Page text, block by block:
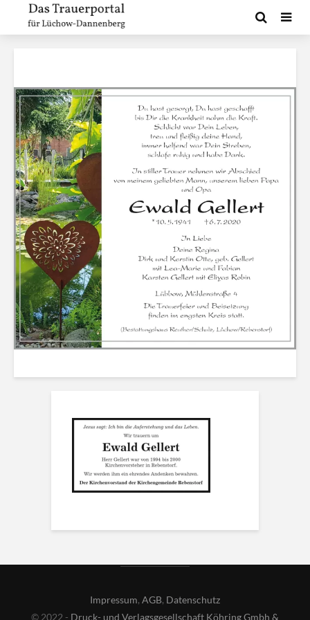
Impressum, AGB, Datenschutz
© 2022 - Druck- und Verlagsgesellschaft Köhring Gmbh &